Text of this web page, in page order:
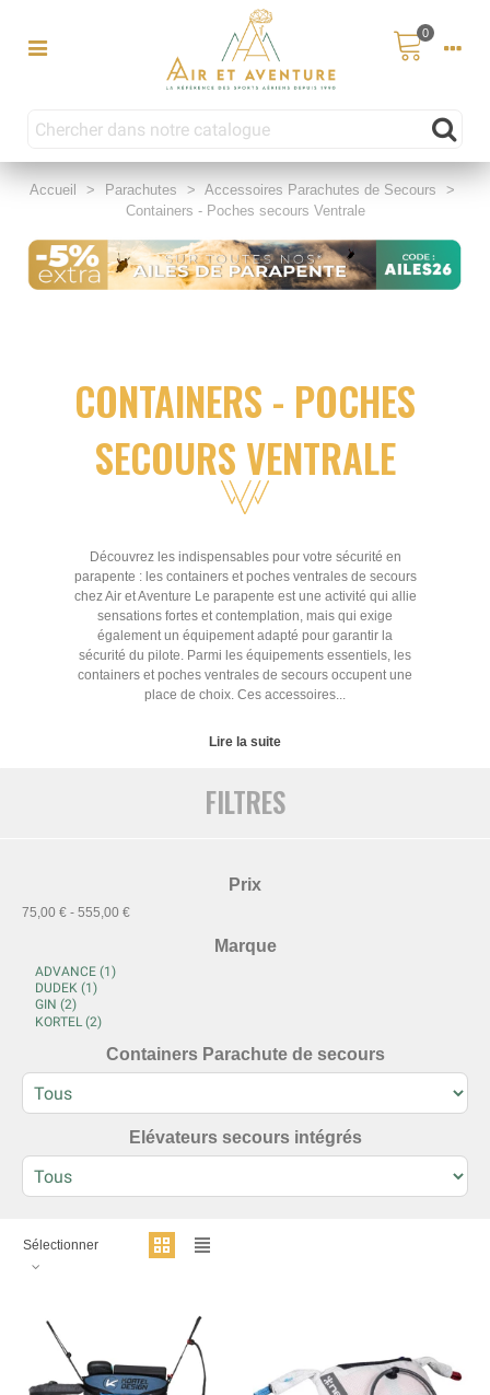
0
Accueil > Parachutes > Accessoires Parachutes de Secours
>
Containers - Poches secours Ventrale
FILTRES
Prix
75,00 € - 555,00 €
Marque
Containers Parachute de secours
Elévateurs secours intégrés
CONTAINERS - POCHES
SECOURS VENTRALE
Découvrez les indispensables pour votre sécurité en
parapente : les containers et poches ventrales de secours
chez Air et Aventure Le parapente est une activité qui allie
sensations fortes et contemplation, mais qui exige
également un équipement adapté pour garantir la
sécurité du pilote. Parmi les équipements essentiels, les
containers et poches ventrales de secours occupent une
place de choix. Ces accessoires...
Lire la suite
Sélectionner